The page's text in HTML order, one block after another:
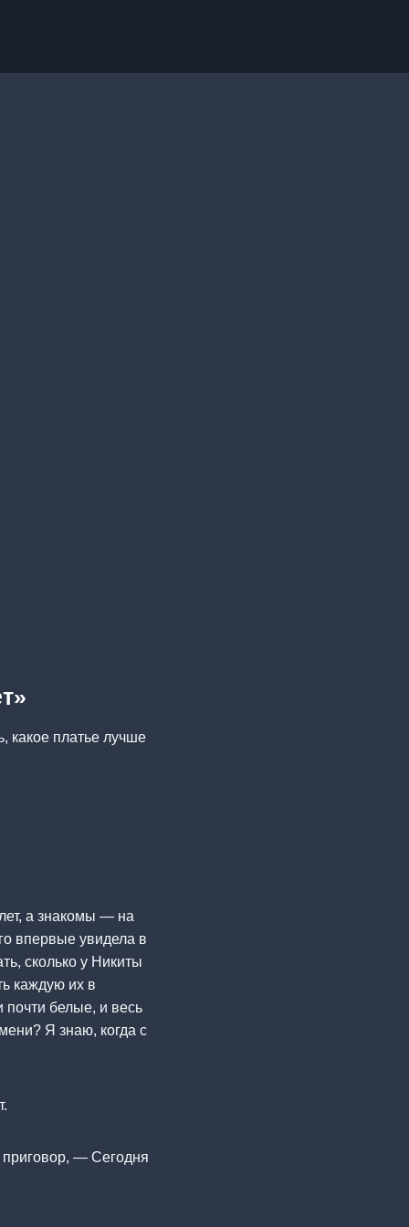
платье лучше
а знакомы — на
впервые увидела в
сколько у Никиты
каждую их в
почти белые, и весь
Я знаю, когда с
— Сегодня